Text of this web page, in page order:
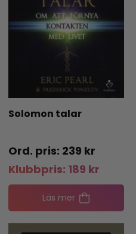
Solomon talar
239 kr
Klubbpris: 189 kr
Läs mer